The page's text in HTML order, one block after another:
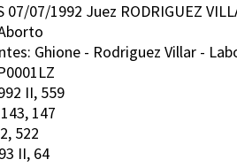
07/07/1992 Juez RODRIGUEZ
Ghione - Rodriguez Villar -
II, 559
147
522
II, 64